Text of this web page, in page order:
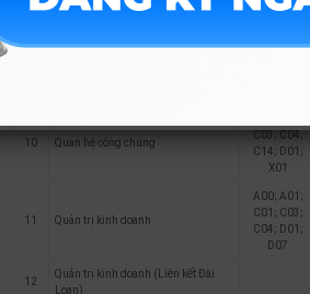
X01
10 Quan hệ công chúng
C03; C04;
C14; D01;
X01
11 Quản trị kinh doanh
A00; A01;
C01; C03;
C04; D01;
D07
12
Quản trị kinh doanh (Liên kết Đài
Loan)